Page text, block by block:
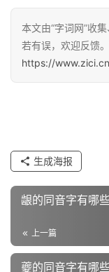
汉
字
反
义
词
近
本文由“字词网”收
若有误，欢迎反馈
https://
生成海报
龈的同音字有哪
上一篇
夔的同音字有哪